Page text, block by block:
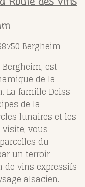
Bergheim
est
de la
La famille Deiss
de la
lunaires et les
visite, vous
du
un terroir
de vins expressifs
alsacien.